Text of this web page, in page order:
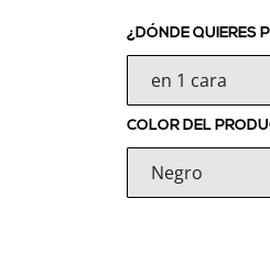
¿DÓNDE QUIERES
COLOR DEL